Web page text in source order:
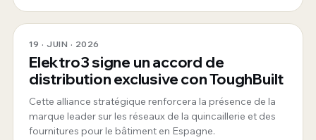
19 · JUIN · 2026
Elektro3 signe un accord de
distribution exclusive con ToughBuilt
Cette alliance stratégique renforcera la présence de la
marque leader sur les réseaux de la quincaillerie et des
fournitures pour le bâtiment en Espagne.